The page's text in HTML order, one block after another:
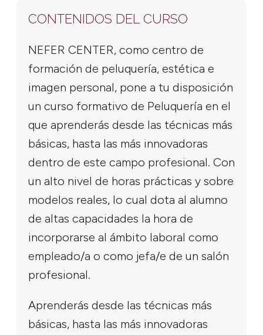
CONTENIDOS DEL CURSO
NEFER CENTER, como centro de
formación de peluquería, estética e
imagen personal, pone a tu disposición
un curso formativo de Peluquería en el
que aprenderás desde las técnicas más
básicas, hasta las más innovadoras
dentro de este campo profesional. Con
un alto nivel de horas prácticas y sobre
modelos reales, lo cual dota al alumno
de altas capacidades la hora de
incorporarse al ámbito laboral como
empleado/a o como jefa/e de un salón
profesional.
Aprenderás desde las técnicas más
básicas, hasta las más innovadoras